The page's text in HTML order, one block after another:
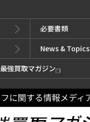
必要書類
News & Topics
最強買取マガジン